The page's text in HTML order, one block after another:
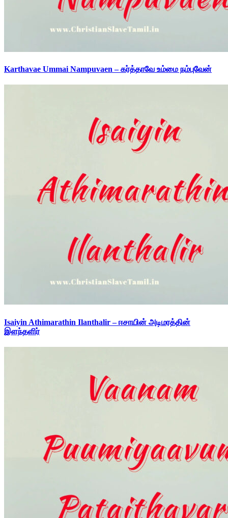
Karthavae Ummai Nampuvaen – கர்த்தாவே உம்மை நம்புவேன்
Isaiyin Athimarathin Ilanthalir – ஈசாயின் அடிமரத்தின்
இளந்தளிர்